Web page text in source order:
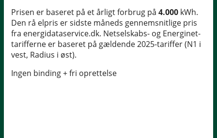
Prisen er baseret på et årligt forbrug på 4.000 kWh.
Den rå elpris er sidste måneds gennemsnitlige pris
fra energidataservice.dk. Netselskabs- og Energinet-
tarifferne er baseret på gældende 2025-tariffer (N1 i
vest, Radius i øst).
Ingen binding + fri oprettelse